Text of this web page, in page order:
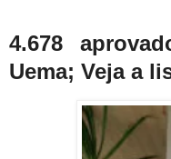
4.678
Uema; Veja a